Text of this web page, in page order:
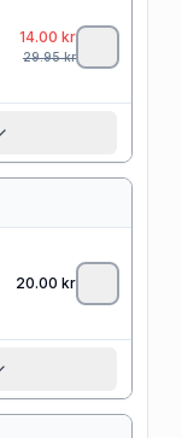
14.00 kr
29.95kr
20.00 kr